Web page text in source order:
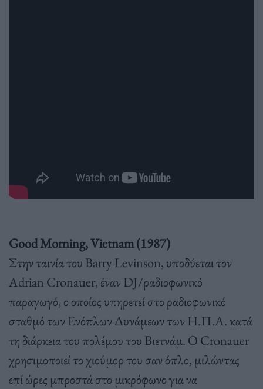
Good Morning, Vietnam (1987)
Στην ταινία του Barry Levinson, υποδύεται τον
Adrian Cronauer, έναν DJ/ραδιοφωνικό
παραγωγό, ο οποίος υπηρετεί στο ραδιοφωνικό
σταθμό των Ενόπλων Δυνάμεων των Η.Π.Α. κατά
τη διάρκεια του πολέμου του Βιετνάμ. Ο Cronauer
χρησιμοποιεί το χιούμορ του σαν όπλο, μιλώντας
επί ώρες μπροστά στο μικρόφωνο για να